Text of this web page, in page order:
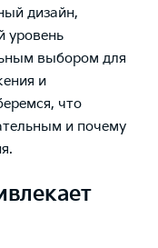
дизайн,
уровень
выбором для
и
что
и почему